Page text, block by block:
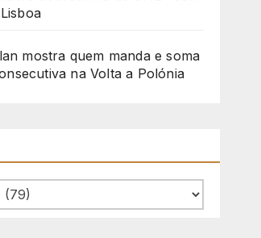
mostra quem manda e soma
na Volta a Polónia